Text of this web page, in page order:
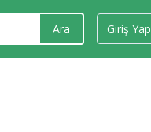
Ara Giriş Yap